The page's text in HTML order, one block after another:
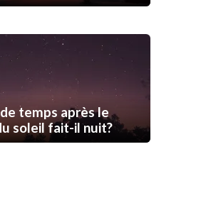
temps après le
soleil fait-il nuit?